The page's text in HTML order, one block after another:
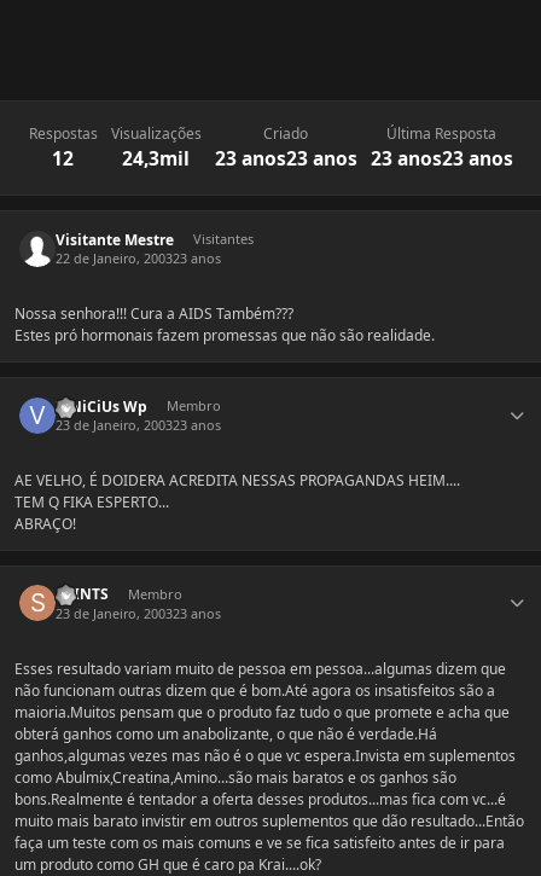
Respostas
12
Visualizações
24,3mil
Criado
23 anos23 anos
Última Resposta
23 anos23 anos
Visitante Mestre
Visitantes
22 de Janeiro, 200323 anos
Nossa senhora!!! Cura a AIDS Também???
Estes pró hormonais fazem promessas que não são realidade.
ViNiCiUs Wp
Membro
23 de Janeiro, 200323 anos
AE VELHO, É DOIDERA ACREDITA NESSAS PROPAGANDAS HEIM....
TEM Q FIKA ESPERTO...
ABRAÇO!
SAINTS
Membro
23 de Janeiro, 200323 anos
Esses resultado variam muito de pessoa em pessoa...algumas dizem que
não funcionam outras dizem que é bom.Até agora os insatisfeitos são a
maioria.Muitos pensam que o produto faz tudo o que promete e acha que
obterá ganhos como um anabolizante, o que não é verdade.Há
ganhos,algumas vezes mas não é o que vc espera.Invista em suplementos
como Abulmix,Creatina,Amino...são mais baratos e os ganhos são
bons.Realmente é tentador a oferta desses produtos...mas fica com vc...é
muito mais barato invistir em outros suplementos que dão resultado...Então
faça um teste com os mais comuns e ve se fica satisfeito antes de ir para
um produto como GH que é caro pa Krai....ok?